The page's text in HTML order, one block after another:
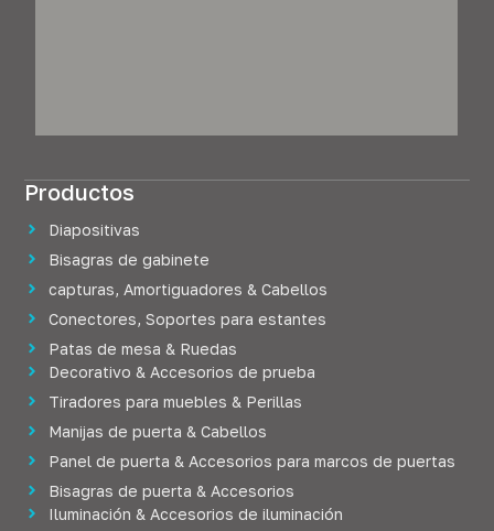
Productos
Diapositivas
Bisagras de gabinete
capturas, Amortiguadores & Cabellos
Conectores, Soportes para estantes
Patas de mesa & Ruedas
Decorativo & Accesorios de prueba
Tiradores para muebles & Perillas
Manijas de puerta & Cabellos
Panel de puerta & Accesorios para marcos de puertas
Bisagras de puerta & Accesorios
Iluminación & Accesorios de iluminación